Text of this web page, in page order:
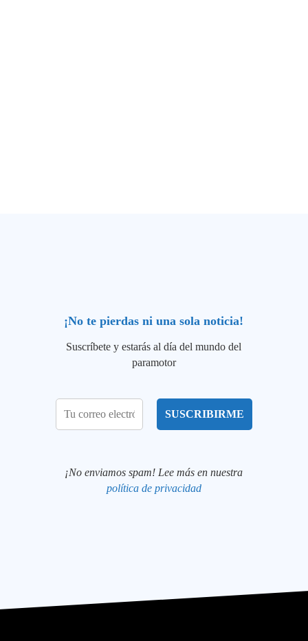
¡No te pierdas ni una sola noticia!
Suscríbete y estarás al día del mundo del
paramotor
¡No enviamos spam! Lee más en nuestra
política de privacidad